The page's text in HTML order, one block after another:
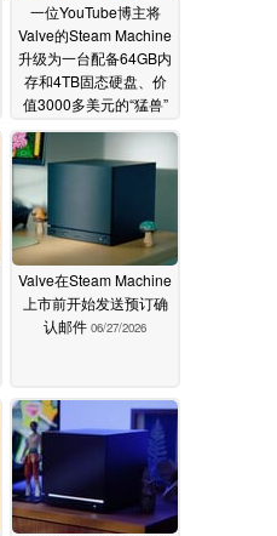
一位YouTube博主将
Valve的Steam Machine
升级为一台配备64GB内
存和4TB固态硬盘、价
值3000多美元的“猛兽”
06/27/2026
Valve在Steam Machine
上市前开始发送预订确
认邮件 06/27/2026